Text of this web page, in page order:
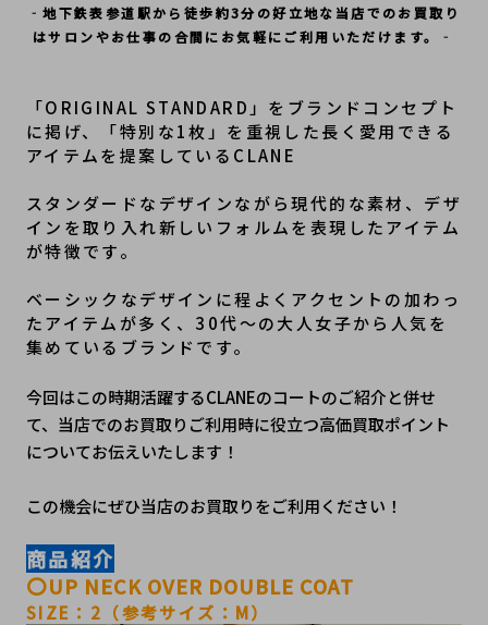
‐地下鉄表参道駅から徒歩約3分の好立地な当店でのお買取り
はサロンやお仕事の合間にお気軽にご利用いただけます。‐
「ORIGINAL STANDARD」をブランドコンセプト
に掲げ、「特別な1枚」を重視した長く愛用できる
アイテムを提案しているCLANE
スタンダードなデザインながら現代的な素材、デザ
インを取り入れ新しいフォルムを表現したアイテム
が特徴です。
ベーシックなデザインに程よくアクセントの加わっ
たアイテムが多く、30代～の大人女子から人気を
集めているブランドです。
今回はこの時期活躍するCLANEのコートのご紹介と併せ
て、当店でのお買取りご利用時に役立つ高価買取ポイント
についてお伝えいたします！
この機会にぜひ当店のお買取りをご利用ください！
商品紹介
〇UP NECK OVER DOUBLE COAT
SIZE：2（参考サイズ：M）